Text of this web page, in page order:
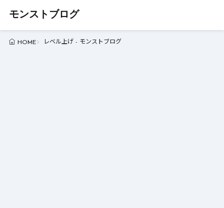
モンストブログ
HOME レベル上げ - モンストブログ